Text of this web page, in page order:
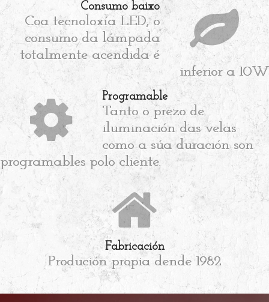
Consumo baixo
Coa tecnoloxía LED, o
consumo da lámpada
totalmente acendida é
inferior a 10W
Programable
Tanto o prezo de
iluminación das velas
como a súa duración son
programables polo cliente.
Fabricación
Produción propia dende 1982